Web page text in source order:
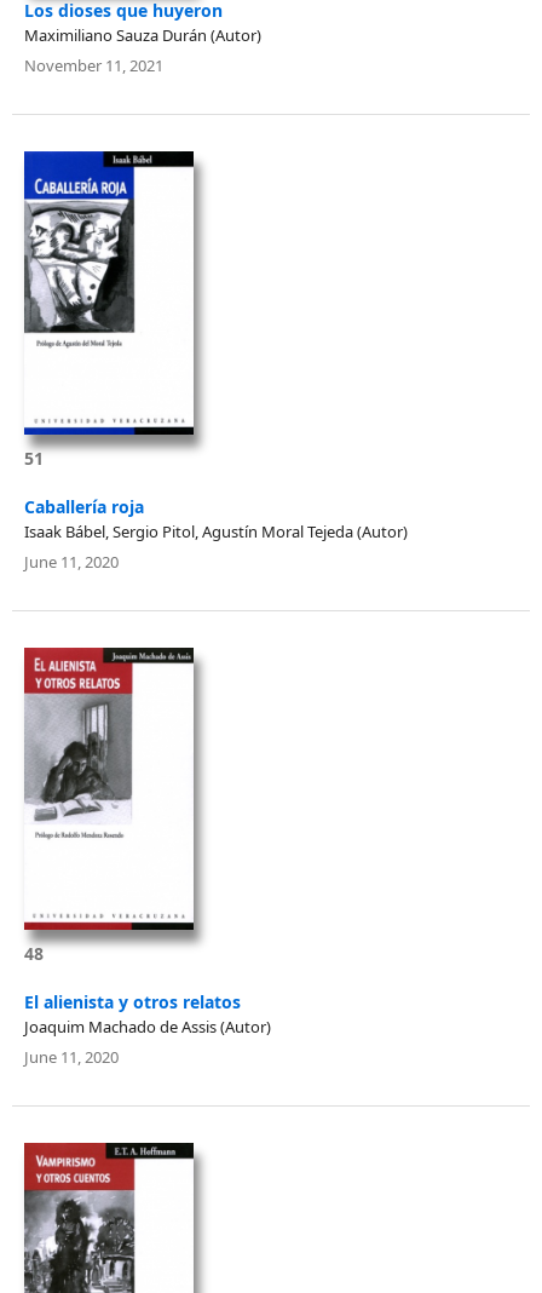
Los dioses que huyeron
Maximiliano Sauza Durán (Autor)
November 11, 2021
51
Caballería roja
Isaak Bábel, Sergio Pitol, Agustín Moral Tejeda (Autor)
June 11, 2020
48
El alienista y otros relatos
Joaquim Machado de Assis (Autor)
June 11, 2020